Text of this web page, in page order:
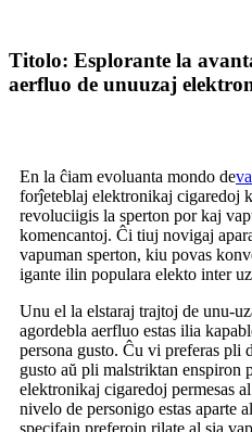
Titolo: Esplorante la
aerfluo de unuuzaj
En la ĉiam evoluanta mondo de
forĵeteblaj elektronikaj cigaredoj
revoluciigis la sperton por kaj
komencantoj. Ĉi tiuj novigaj
vapuman sperton, kiu povas
igante ilin populara elekto inter
Unu el la elstaraj trajtoj de unu-
agordebla aerfluo estas ilia
persona gusto. Ĉu vi preferas pli
gusto aŭ pli malstriktan enspiron
elektronikaj cigaredoj permesas
nivelo de personigo estas aparte
specifajn preferojn rilate al sia